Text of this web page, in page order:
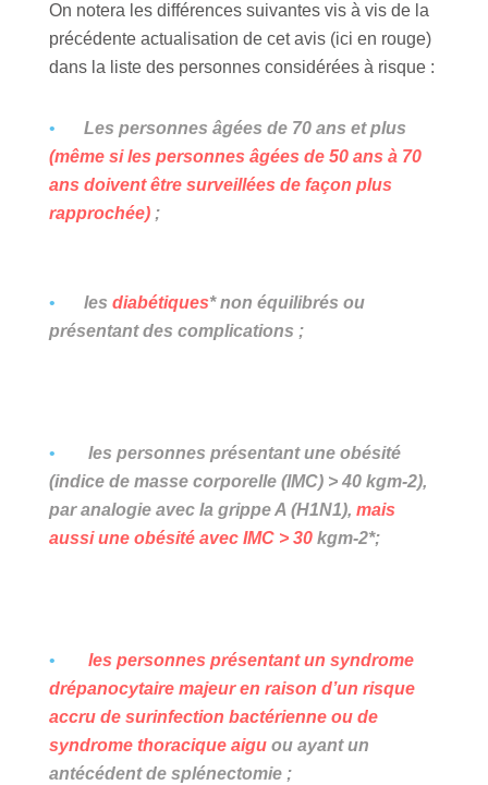
On notera les différences suivantes vis à vis de la
précédente actualisation de cet avis (ici en rouge)
dans la liste des personnes considérées à risque :
Les personnes âgées de 70 ans et plus
(même si les personnes âgées de 50 ans à 70
ans doivent être surveillées de façon plus
rapprochée);
les diabétiques* non équilibrés ou
présentant des complications ;
les personnes présentant une obésité
(indice de masse corporelle (IMC) > 40 kgm-2),
par analogie avec la grippe A (H1N1), mais
aussi une obésité avec IMC > 30kgm-2*;
les personnes présentant un syndrome
drépanocytaire majeur en raison d’un risque
accru de surinfection bactérienne ou de
syndrome thoracique aiguou ayant un
antécédent de splénectomie ;